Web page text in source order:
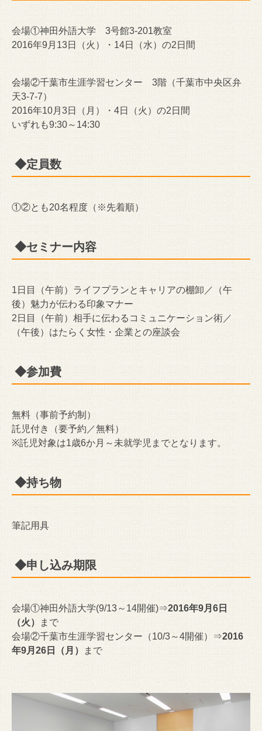
会場①神田外語大学 3号館3-201教室
2016年9月13日（火）・14日（水）の2日間
会場②千葉市生涯学習センター 3階（千葉市中央区弁
天3-7-7）
2016年10月3日（月）・4日（火）の2日間
いずれも9:30～14:30
◆定員数
①②とも20名程度（※先着順）
◆セミナー内容
1日目（午前）ライフプランとキャリアの棚卸／（午
後）魅力が伝わる印象マナー
2日目（午前）相手に伝わるコミュニケーション術／
（午後）はたらく女性・企業との座談会
◆参加費
無料（事前予約制）
託児付き（要予約／無料）
※託児対象は1歳6か月～未就学児までとなります。
◆持ち物
筆記用具
◆申し込み期限
会場①神田外語大学(9/13～14開催)⇒2016年9月6日
（火） まで
会場②千葉市生涯学習センター（10/3～4開催）⇒2016
年9月26日（月）
まで